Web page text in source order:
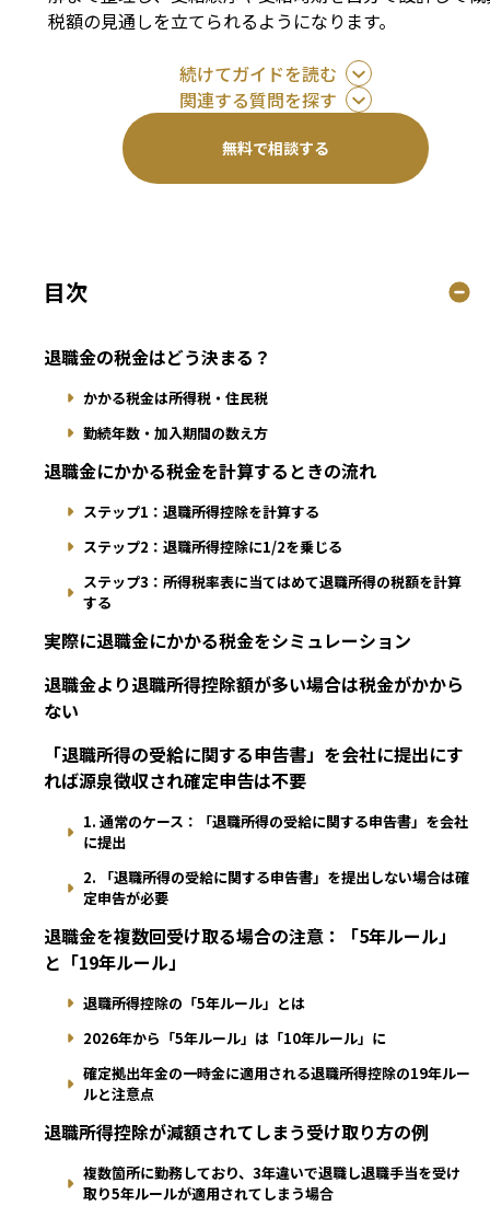
税額の見通しを立てられるようになります。
続けてガイドを読む
関連する質問を探す
無料で相談する
目次
退職金の税金はどう決まる？
かかる税金は所得税・住民税
勤続年数・加入期間の数え方
退職金にかかる税金を計算するときの流れ
ステップ1：退職所得控除を計算する
ステップ2：退職所得控除に1/2を乗じる
ステップ3：所得税率表に当てはめて退職所得の税額を計算
する
実際に退職金にかかる税金をシミュレーション
退職金より退職所得控除額が多い場合は税金がかから
ない
「退職所得の受給に関する申告書」を会社に提出にす
れば源泉徴収され確定申告は不要
1. 通常のケース：「退職所得の受給に関する申告書」を会社
に提出
2. 「退職所得の受給に関する申告書」を提出しない場合は確
定申告が必要
退職金を複数回受け取る場合の注意：「5年ルール」
と「19年ルール」
退職所得控除の「5年ルール」とは
2026年から「5年ルール」は「10年ルール」に
確定拠出年金の一時金に適用される退職所得控除の19年ルー
ルと注意点
退職所得控除が減額されてしまう受け取り方の例
複数箇所に勤務しており、3年違いで退職し退職手当を受け
取り5年ルールが適用されてしまう場合